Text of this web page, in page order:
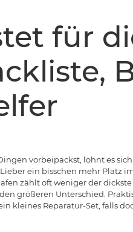
für
vorbeipackst, lohnt es
ein bisschen mehr Platz
zählt oft weniger der
größeren Unterschied.
kleines Reparatur-Set, falls